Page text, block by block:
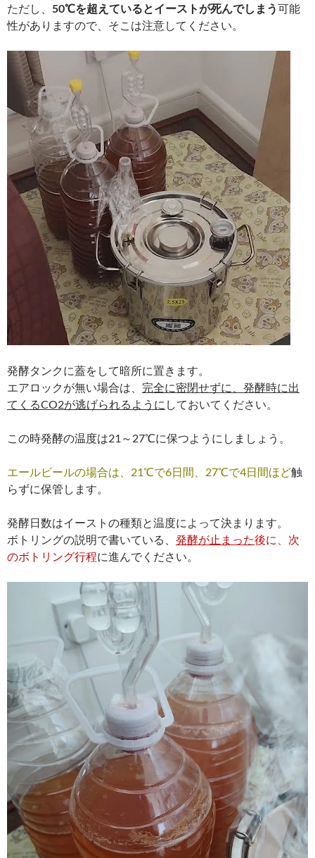
ただし、 50℃を超えているとイーストが死んでしまう可能
性がありますので、そこは注意してください。
発酵タンクに蓋をして暗所に置きます。
エアロックが無い場合は、 完全に密閉せずに、発酵時に出
てくるCO2が逃げられるように しておいてください。
この時発酵の温度は21～27℃に保つようにしましょう。
エールビールの場合は、21℃で6日間、27℃で4日間ほど触
らずに保管します。
発酵日数はイーストの種類と温度によって決まります。
ボトリングの説明で書いている、 発酵が止まった後に、次
のボトリング行程に進んでください。